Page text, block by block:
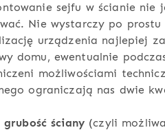
sejfu w ścianie nie
Nie wystarczy po
urządzenia najlepiej
domu, ewentualnie
możliwościami
ograniczają nas dwie
grubość ściany(czyli możliwa